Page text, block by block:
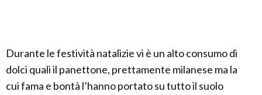
Durante le festività natalizie vi è un alto consumo di
dolci quali il panettone, prettamente milanese ma la
cui fama e bontà l’hanno portato su tutto il suolo